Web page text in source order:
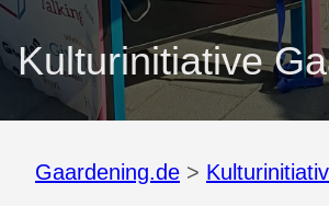
Kulturinitiative
Gaardening.de >